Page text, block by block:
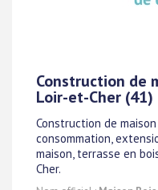
Construction de
Loir-et-Cher (41)
Construction de
consommation,
maison, terrasse en
Cher.